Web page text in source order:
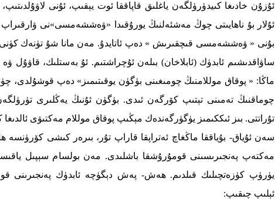
ئۇزۇن خادىغا كىيدۈرۈلگەن ياغلىق قاپاققا ئوت يېقىپ، ئۇنى
ئۇلار بۇ ناھايىتى چوڭ مەشئەلنىڭ يورۇقىدا «ۋەششەمسى»نى ۋارقىراپ
بۇنى « ۋەششەمسى قىچقىرىش » دەپ ئاتايدۇ. مەن مانا شۇ تۈنەك كۈنى –
ساۋاقدىشىم ئابدۈك (ئابلاخان) بىلەن ئۇچراشتىم. ئۇ بەستلىك، قاۋۇل ۋە
ماڭا: « پوقاق موللامنىڭ چومىغىنى بۈگۈن يوقىتىمىز» دەپ قوشۇلدى،
چوماقنىڭ تەمىنى تېتىپ كۆرگەن ئىدى. بۈگۈن ئۇنىڭ يەڭلىرى
تۇراتتى. بىز ئىككىمىز يۈگۈرگەندەك مېڭىپ پوقاق موللام مەكتىۋى
سەن ئۇياق- بۇياققا ماڭغاچ ئەتراپقا قاراپ تۇر، بىرەر كىشى كۆرۈنسە
مەكتەپ پەنجىرىسىنى قومۇرۇشقا باشلىدى. مەن بولسام سېپىل
يۈرۈپ كۈزەتچىلىك قىلدىم. ھەش- پەش دېگۈچە ئابدۈك پەنجىرىنى
ئېلىپ چىقىپ: